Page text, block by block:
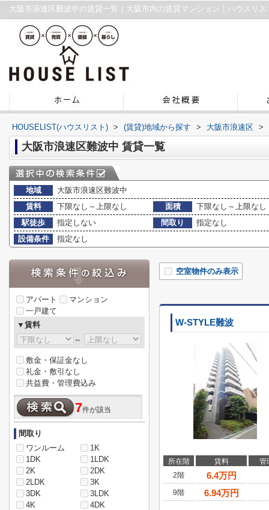
大阪市浪速区難波中の賃貸一覧｜大阪市内の賃貸マンション｜ハウスリス
HOUSELIST(ハウスリスト) > (賃貸)地域から探す > 大阪市浪速区 >
大阪市浪速区難波中 賃貸一覧
地域
大阪市浪速区難波中
賃料
下限なし～上限なし 面積
下限なし～上限なし
駅徒歩
指定しない 間取り
指定なし
設備条件
指定なし
空室物件のみ表示
W-STYLE難波
所在階 賃料
管
2階
6.4万円
9階 6.94万円
アパート
マンション
一戸建て
▼賃料
～
敷金・保証金なし
礼金・敷引なし
共益費・管理費込み
7件が該当
間取り
ワンルーム
1K
1DK
1LDK
2K
2DK
2LDK
3K
3DK
3LDK
4K
4DK